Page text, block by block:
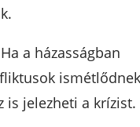
Ha a házasságban
is jelezheti a krízist.